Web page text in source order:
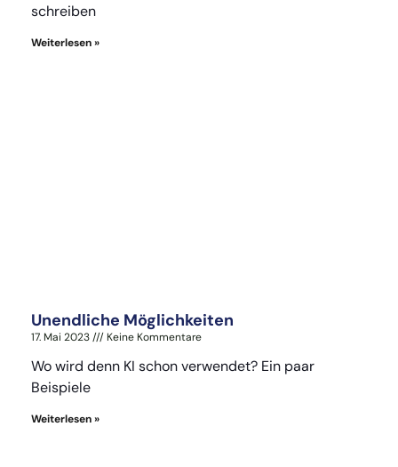
schreiben
Weiterlesen »
Unendliche Möglichkeiten
17. Mai 2023 Keine Kommentare
Wo wird denn KI schon verwendet? Ein paar
Beispiele
Weiterlesen »